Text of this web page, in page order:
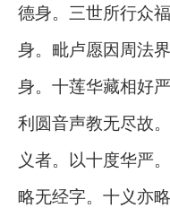
德身。三世所行众
身。毗卢愿因周法
身。十莲华藏相好
利圆音声教无尽故
义者。以十度华严
略无经字。十义亦